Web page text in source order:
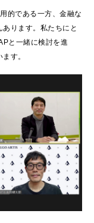
的である一方、金融な
ります。私たちにと
と一緒に検討を進
す。